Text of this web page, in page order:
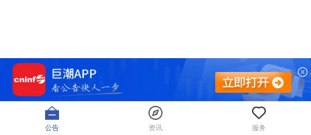
公告 资讯 服务